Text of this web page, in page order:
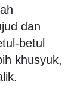
dan
betul
khusyuk,